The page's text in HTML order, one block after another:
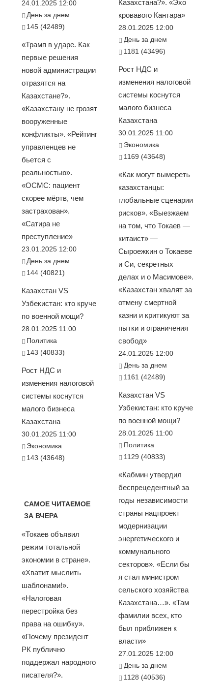
24.01.2025 12:00
День за днем
145 (42489)
«Трамп в ударе. Как
первые решения
новой администрации
отразятся на
Казахстане?».
«Казахстану не грозят
вооруженные
конфликты». «Рейтинг
управленцев не
бьется с
реальностью».
«ОСМС: пациент
скорее мёртв, чем
застрахован».
«Сатира не
преступление»
23.01.2025 12:00
День за днем
144 (40821)
Казахстан VS
Узбекистан: кто круче
по военной мощи?
28.01.2025 11:00
Политика
143 (40833)
Рост НДС и
изменения налоговой
системы коснутся
малого бизнеса
Казахстана
30.01.2025 11:00
Экономика
143 (43648)
САМОЕ ЧИТАЕМОЕ
ЗА ВЧЕРА
«Токаев объявил
режим тотальной
экономии в стране».
«Хватит мыслить
шаблонами!».
«Налоговая
перестройка без
права на ошибку».
«Почему президент
РК публично
поддержал народного
писателя?».
Казахстана?». «Эхо
кровавого Кантара»
28.01.2025 12:00
День за днем
1181 (43496)
Рост НДС и
изменения налоговой
системы коснутся
малого бизнеса
Казахстана
30.01.2025 11:00
Экономика
1169 (43648)
«Как могут вымереть
казахстанцы:
глобальные сценарии
рисков». «Выезжаем
на том, что Токаев —
китаист» —
Сыроежкин о Токаеве
и Си, секретных
делах и о Масимове».
«Казахстан хвалят за
отмену смертной
казни и критикуют за
пытки и ограничения
свобод»
24.01.2025 12:00
День за днем
1161 (42489)
Казахстан VS
Узбекистан: кто круче
по военной мощи?
28.01.2025 11:00
Политика
1129 (40833)
«Кабмин утвердил
беспрецедентный за
годы независимости
страны нацпроект
модернизации
энергетического и
коммунального
секторов». «Если бы
я стал министром
сельского хозяйства
Казахстана…». «Там
фамилии всех, кто
был приближен к
власти»
27.01.2025 12:00
День за днем
1128 (40536)